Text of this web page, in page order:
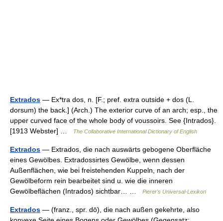
Extrados — Ex*tra dos, n. [F.; pref. extra outside + dos (L.
dorsum) the back.] (Arch.) The exterior curve of an arch; esp., the
upper curved face of the whole body of voussoirs. See {Intrados}.
[1913 Webster] …
The Collaborative International Dictionary of English
Extrados — Extrados, die nach auswärts gebogene Oberfläche
eines Gewölbes. Extradossirtes Gewölbe, wenn dessen
Außenflächen, wie bei freistehenden Kuppeln, nach der
Gewölbeform rein bearbeitet sind u. wie die inneren
Gewölbeflächen (Intrados) sichtbar… …
Pierer's Universal-Lexikon
Extrados — (franz., spr. dō), die nach außen gekehrte, also